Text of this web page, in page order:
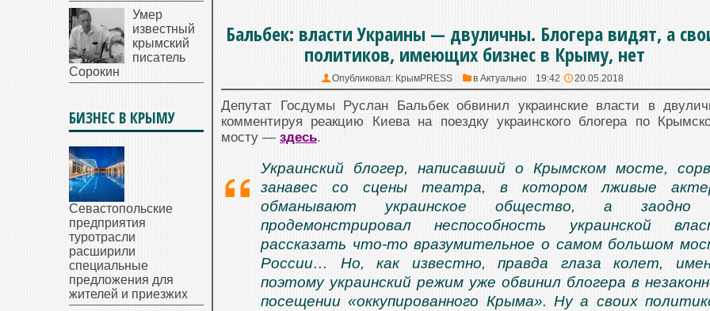
Бальбек: власти Украины — двуличны. Блогера видят, а
политиков, имеющих бизнес в Крыму, нет
Опубликовал: КрымPRESS в Актуально 19:42 20.05.2018
Депутат Госдумы Руслан Бальбек обвинил украинские власти в
комментируя реакцию Киева на поездку украинского блогера по
мосту — здесь.
Украинский блогер, написавший о Крымском мосте,
занавес со сцены театра, в котором лживые
обманывают украинское общество, а
продемонстрировал неспособность украинской
рассказать что-то вразумительное о самом большом
России… Но, как известно, правда глаза колет,
поэтому украинский режим уже обвинил блогера в
посещении «оккупированного Крыма». Ну а своих
Умер
известный
крымский
писатель
Сорокин
БИЗНЕС В КРЫМУ
Севастопольские
предприятия
туротрасли
расширили
специальные
предложения для
жителей и приезжих